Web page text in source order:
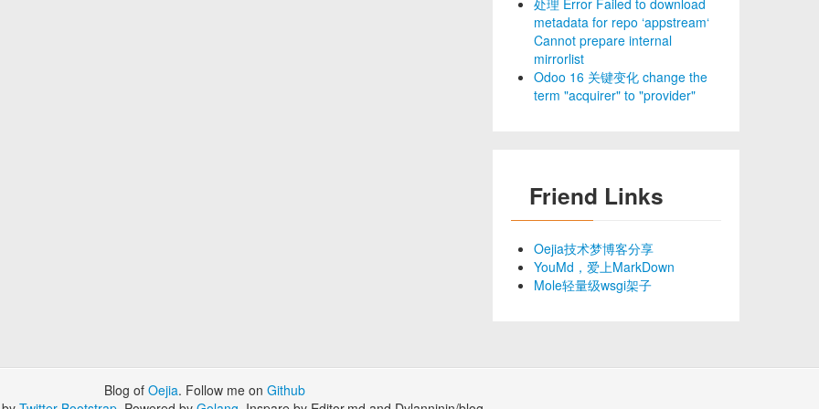
处理 Error Failed to download
metadata for repo ‘appstream‘
Cannot prepare internal
mirrorlist
Odoo 16 关键变化 change the
term "acquirer" to "provider"
Friend Links
Oejia技术梦博客分享
YouMd，爱上MarkDown
Mole轻量级wsgi架子
Blog of Oejia. Follow me on Github